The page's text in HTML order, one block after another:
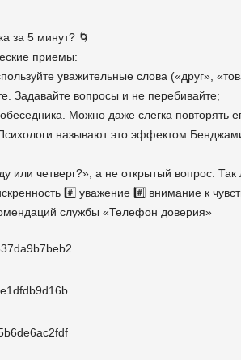
за 5 минут? 🌀
приемы:
уважительные слова («друг»,
Задавайте вопросы и не перебивайте;
Можно даже слегка повторять
называют это эффектом
или четверг?», а не открытый вопрос. Так
#️⃣ уважение #️⃣ внимание к
службы «Телефон доверия»